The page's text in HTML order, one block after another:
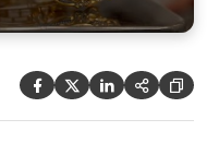
    